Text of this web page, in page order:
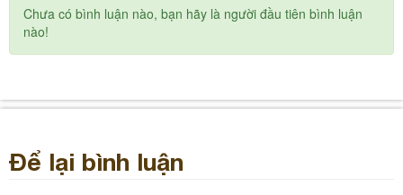
Chưa có bình luận nào, bạn hãy là người đầu tiên bình luận
nào!
Để lại bình luận